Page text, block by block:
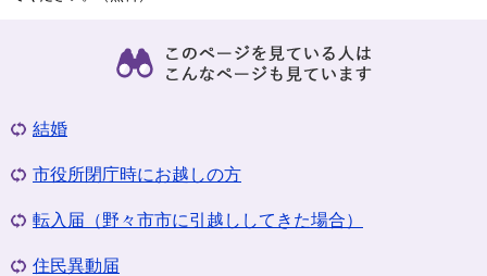
結婚
市役所閉庁時にお越しの方
転入届（野々市市に引越ししてきた場合）
住民異動届